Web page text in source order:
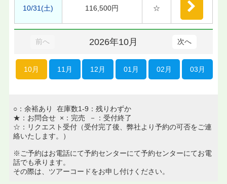
10/31(土) 116,500円 ☆
前へ 2026年10月 次へ
10月 11月 12月 01月 02月 03月
○：余裕あり 在庫数1-9：残りわずか
★：お問合せ ×：完売 －：受付終了
☆：リクエスト受付（受付完了後、弊社より予約の可否をご連
絡いたします。）
※ご予約はお電話にて予約センターにて予約センターにてお電
話でも承ります。
その際は、ツアーコードをお申し付けください。